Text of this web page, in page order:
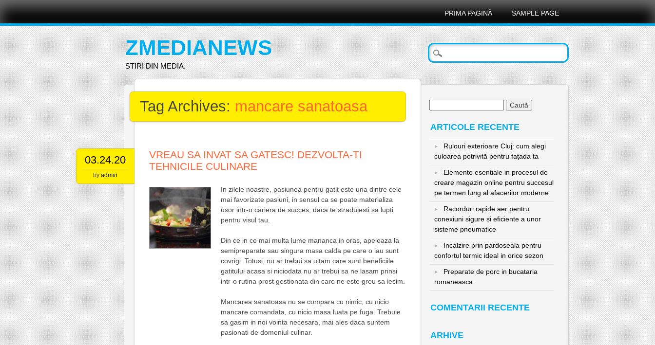
Main menu
Skip
content
PRIMA PAGINĂ SAMPLE PAGE
ZMEDIANEWS
STIRI DIN MEDIA.
Tag Archives: mancare sanatoasa
03.24.20
by admin
VREAU SA INVAT SA GATESC! DEZVOLTA-TI
TEHNICILE CULINARE
In zilele noastre, pasiunea pentru gatit este una dintre cele
mai favorizate pasiuni, in sensul ca se poate materializa
usor intr-o cariera de succes, daca te straduiesti sa lupti
pentru visul tau.
Din ce in ce mai multa lume mananca in oras, apeleaza la
semipreparate sau singura masa calda pe care o iau sunt
covrigi. Totusi, nu ar trebui sa uitam care sunt beneficiile
gatitului acasa si niciodata nu ar trebui sa ne lasam prinsi
intr-o rutina prost gestionata din care ne este greu sa iesim.
Mancarea sanatoasa nu se compara cu nimic, cu nicio
mancare comandata, cu nicio masa luata pe fuga. Trebuie
sa gasim in noi vointa necesara, mai ales daca suntem
pasionati de domeniul culinar.
ARTICOLE RECENTE
Rulouri exterioare Cluj: cum alegi
culoarea potrivită pentru fațada ta
Elemente esentiale in procesul de
creare magazin online pentru succesul
pe termen lung al afacerilor moderne
Racorduri rapide aer pentru
conexiuni sigure și eficiente a unor
sisteme pneumatice
Incalzire prin pardoseala pentru
confortul termic ideal in orice sezon
Preparate de porc in bucataria
romaneasca
COMENTARII RECENTE
ARHIVE